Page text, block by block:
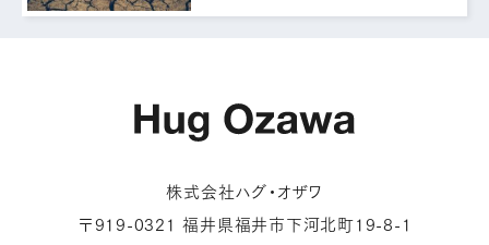
株式会社ハグ・オザワ
〒919-0321 福井県福井市下河北町19-8-1